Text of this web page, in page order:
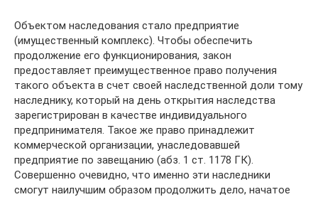
Объектом наследования стало предприятие
(имущественный комплекс). Чтобы обеспечить
продолжение его функционирования, закон
предоставляет преимущественное право получения
такого объекта в счет своей наследственной доли тому
наследнику, который на день открытия наследства
зарегистрирован в качестве индивидуального
предпринимателя. Такое же право принадлежит
коммерческой организации, унаследовавшей
предприятие по завещанию (абз. 1 ст. 1178 ГК).
Совершенно очевидно, что именно эти наследники
смогут наилучшим образом продолжить дело, начатое